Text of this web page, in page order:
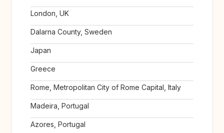
London, UK
Dalarna County, Sweden
Japan
Greece
Rome, Metropolitan City of Rome Capital, Italy
Madeira, Portugal
Azores, Portugal